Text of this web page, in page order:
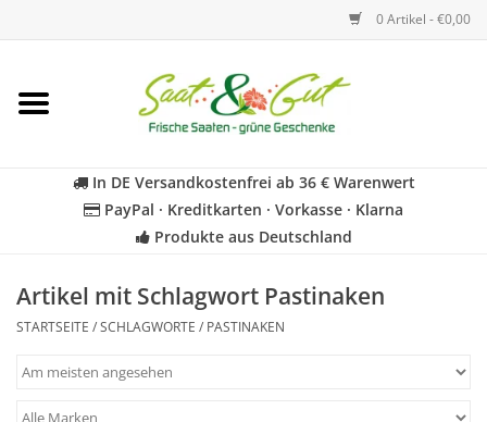
0 Artikel - €0,00
Startseite
Kräuter
Für Kinder
In DE Versandkostenfrei ab 36 € Warenwert
PayPal · Kreditkarten · Vorkasse · Klarna
Produkte aus Deutschland
Artikel mit Schlagwort Pastinaken
STARTSEITE /SCHLAGWORTE / PASTINAKEN